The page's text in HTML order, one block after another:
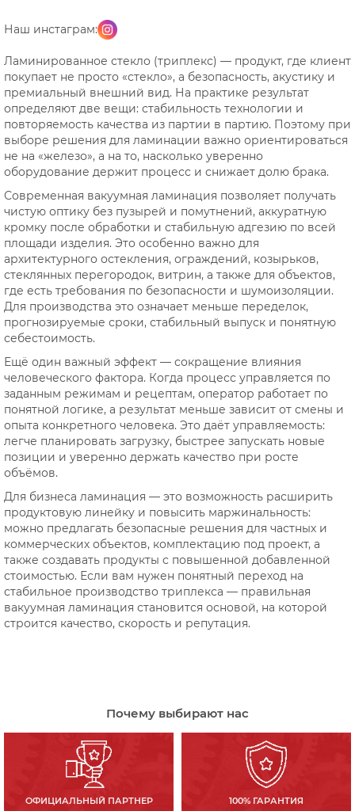
Наш инстаграм:
Ламинированное стекло (триплекс) — продукт, где клиент
покупает не просто «стекло», а безопасность, акустику и
премиальный внешний вид. На практике результат
определяют две вещи: стабильность технологии и
повторяемость качества из партии в партию. Поэтому при
выборе решения для ламинации важно ориентироваться
не на «железо», а на то, насколько уверенно
оборудование держит процесс и снижает долю брака.
Современная вакуумная ламинация позволяет получать
чистую оптику без пузырей и помутнений, аккуратную
кромку после обработки и стабильную адгезию по всей
площади изделия. Это особенно важно для
архитектурного остекления, ограждений, козырьков,
стеклянных перегородок, витрин, а также для объектов,
где есть требования по безопасности и шумоизоляции.
Для производства это означает меньше переделок,
прогнозируемые сроки, стабильный выпуск и понятную
себестоимость.
Ещё один важный эффект — сокращение влияния
человеческого фактора. Когда процесс управляется по
заданным режимам и рецептам, оператор работает по
понятной логике, а результат меньше зависит от смены и
опыта конкретного человека. Это даёт управляемость:
легче планировать загрузку, быстрее запускать новые
позиции и уверенно держать качество при росте
объёмов.
Для бизнеса ламинация — это возможность расширить
продуктовую линейку и повысить маржинальность:
можно предлагать безопасные решения для частных и
коммерческих объектов, комплектацию под проект, а
также создавать продукты с повышенной добавленной
стоимостью. Если вам нужен понятный переход на
стабильное производство триплекса — правильная
вакуумная ламинация становится основой, на которой
строится качество, скорость и репутация.
Почему выбирают нас
ОФИЦИАЛЬНЫЙ ПАРТНЕР 100% ГАРАНТИЯ